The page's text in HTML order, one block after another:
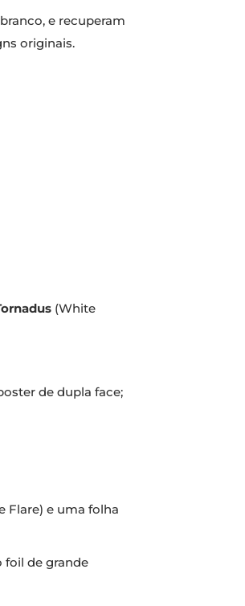
e recuperam
originais.
(White
de dupla face;
Flare) e uma folha
foil de grande